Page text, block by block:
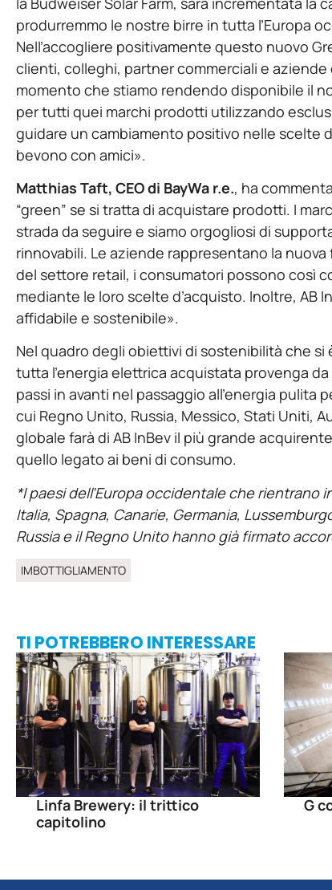
produrremmo le nostre birre in tutta l’Europa
Nell’accogliere positivamente questo nuovo
clienti, colleghi, partner commerciali e aziende
momento che stiamo rendendo disponibile il
per tutti quei marchi prodotti utilizzando
guidare un cambiamento positivo nelle scelte
bevono con amici».
Matthias Taft, CEO di BayWa r.e., ha
“green” se si tratta di acquistare prodotti. I
strada da seguire e siamo orgogliosi di
rinnovabili. Le aziende rappresentano la
del settore retail, i consumatori possono così
mediante le loro scelte d’acquisto. Inoltre, AB
affidabile e sostenibile».
Nel quadro degli obiettivi di sostenibilità che si
tutta l’energia elettrica acquistata provenga
passi in avanti nel passaggio all’energia
cui Regno Unito, Russia, Messico, Stati Uniti,
globale farà di AB InBev il più grande
quello legato ai beni di consumo.
*I paesi dell’Europa occidentale che rientrano
Italia, Spagna, Canarie, Germania,
Russia e il Regno Unito hanno già firmato
IMBOTTIGLIAMENTO
TI POTREBBERO INTERESSARE
Linfa Brewery: il trittico
capitolino
G